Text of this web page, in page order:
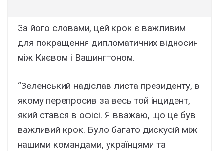
За його словами, цей крок є важливим
для покращення дипломатичних відносин
між Києвом і Вашингтоном.
“Зеленський надіслав листа президенту, в
якому перепросив за весь той інцидент,
який стався в офісі. Я вважаю, що це був
важливий крок. Було багато дискусій між
нашими командами, українцями та